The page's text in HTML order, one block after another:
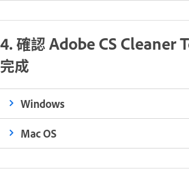
4. 確認 Adobe CS Cleaner
完成
Windows
Mac OS